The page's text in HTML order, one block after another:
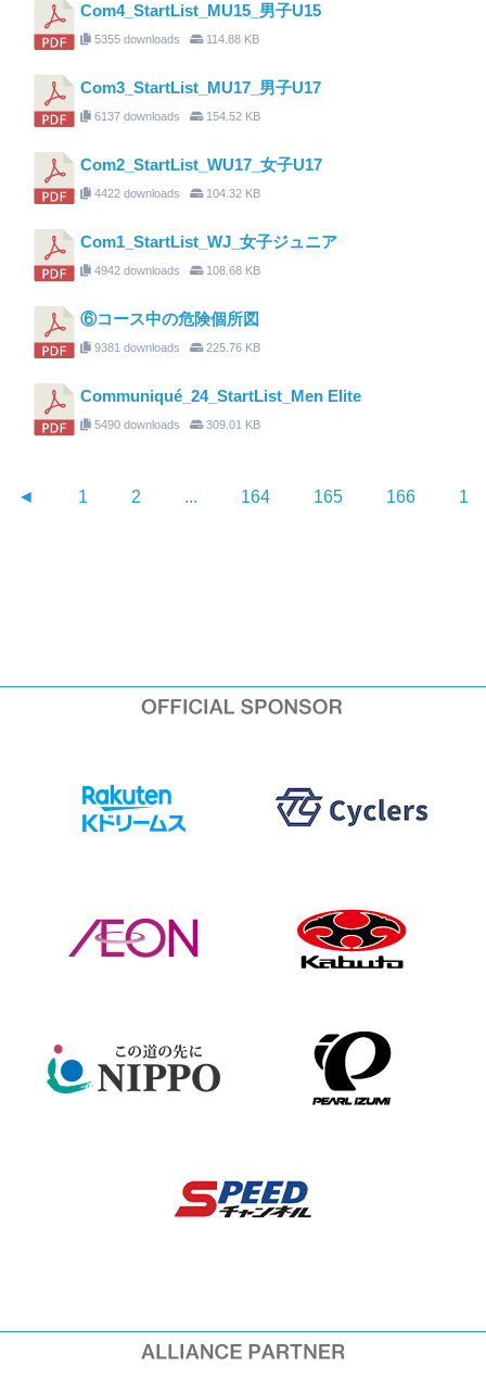
Com4_StartList_MU15_男子U15
5355 downloads 114.88 KB
Com3_StartList_MU17_男子U17
6137 downloads 154.52 KB
Com2_StartList_WU17_女子U17
4422 downloads 104.32 KB
Com1_StartList_WJ_女子ジュニア
4942 downloads 108.68 KB
⑥コース中の危険個所図
9381 downloads 225.76 KB
Communiqué_24_StartList_Men Elite
5490 downloads 309.01 KB
◄ 1 2 ... 164 165 166